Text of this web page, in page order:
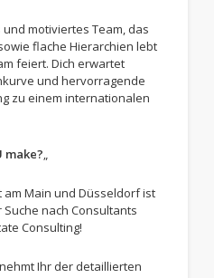
motiviertes Team, das
flache Hierarchien lebt
feiert. Dich erwartet
und hervorragende
zu einem internationalen
make?„
Main und Düsseldorf ist
nach Consultants
Consulting!
Ihr der detaillierten